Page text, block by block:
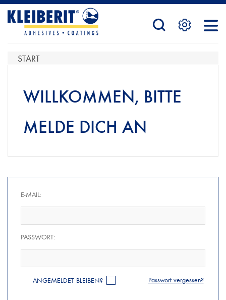
STARTSEITE
PRODUKTE
SERVICE
START
WILLKOMMEN, BITTE
MELDE DICH AN
E-MAIL:
PASSWORT:
ANGEMELDET BLEIBEN? Passwort vergessen?